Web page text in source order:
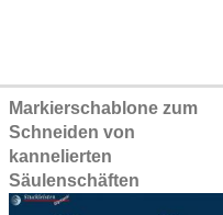
Markierschablone zum
Schneiden von
kannelierten
Säulenschäften